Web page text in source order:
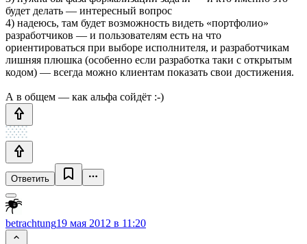
будет делать — интересный вопрос
4) надеюсь, там будет возможность видеть «портфолио»
разработчиков — и пользователям есть на что
ориентироваться при выборе исполнителя, и разработчикам
лишняя плюшка (особенно если разработка таки с открытым
кодом) — всегда можно клиентам показать свои достижения.
А в общем — как альфа сойдёт :-)
Ответить
betrachtung19 мая 2012 в 11:20